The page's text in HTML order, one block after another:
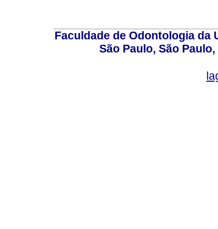
Faculdade de Odontologia da
São Paulo, São